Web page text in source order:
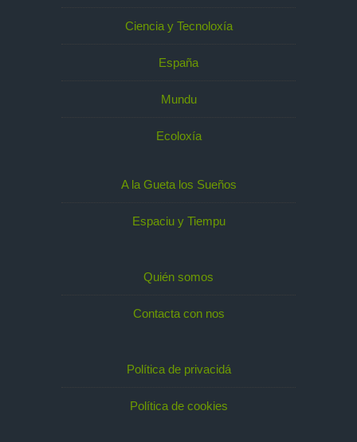
Ciencia y Tecnoloxía
España
Mundu
Ecoloxía
A la Gueta los Sueños
Espaciu y Tiempu
Quién somos
Contacta con nos
Política de privacidá
Política de cookies